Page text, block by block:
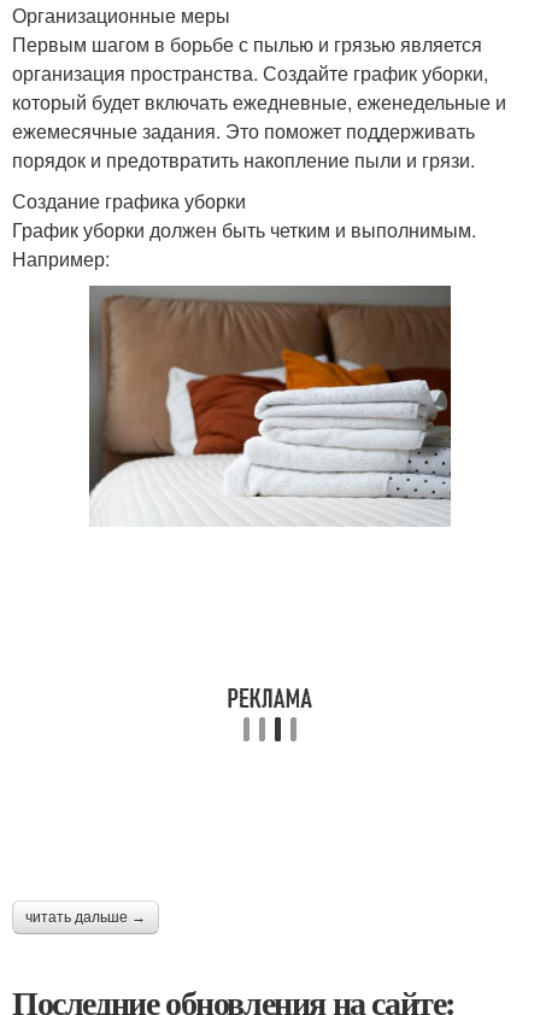
Организационные меры
Первым шагом в борьбе с пылью и грязью является
организация пространства. Создайте график уборки,
который будет включать ежедневные, еженедельные и
ежемесячные задания. Это поможет поддерживать
порядок и предотвратить накопление пыли и грязи.
Создание графика уборки
График уборки должен быть четким и выполнимым.
Например:
читать дальше →
Последние обновления на сайте: